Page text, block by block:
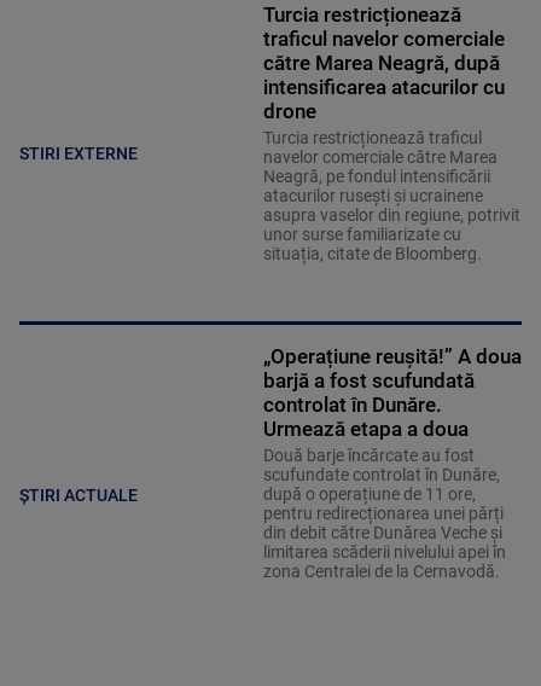
STIRI EXTERNE
Turcia restricționează
traficul navelor comerciale
către Marea Neagră, după
intensificarea atacurilor cu
drone
Turcia restricționează traficul
navelor comerciale către Marea
Neagră, pe fondul intensificării
atacurilor rusești și ucrainene
asupra vaselor din regiune, potrivit
unor surse familiarizate cu
situația, citate de Bloomberg.
ȘTIRI ACTUALE
„Operațiune reușită!” A doua
barjă a fost scufundată
controlat în Dunăre.
Urmează etapa a doua
Două barje încărcate au fost
scufundate controlat în Dunăre,
după o operațiune de 11 ore,
pentru redirecționarea unei părți
din debit către Dunărea Veche și
limitarea scăderii nivelului apei în
zona Centralei de la Cernavodă.